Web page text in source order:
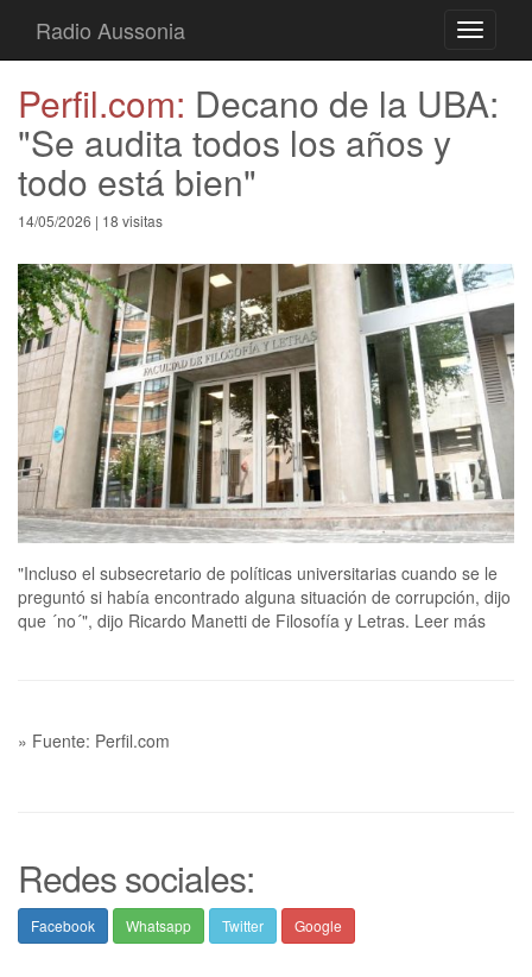
Toggle
Radio Aussonia
Perfil.com: Decano de la UBA:
"Se audita todos los años y
todo está bien"
14/05/2026 | 18 visitas
"Incluso el subsecretario de políticas universitarias cuando se le
preguntó si había encontrado alguna situación de corrupción, dijo
que ´no´", dijo Ricardo Manetti de Filosofía y Letras. Leer más
» Fuente: Perfil.com
Redes sociales:
Facebook Whatsapp Twitter Google